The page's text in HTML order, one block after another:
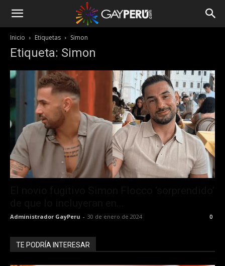
Inicio Etiquetas Simon
Etiqueta: Simon
Administrador GayPeru - 30 de enero de 2024 0
TE PODRÍA INTERESAR